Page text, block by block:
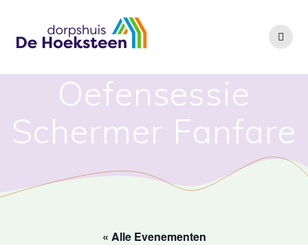
Oefensessie
Schermer Fanfare
« Alle Evenementen